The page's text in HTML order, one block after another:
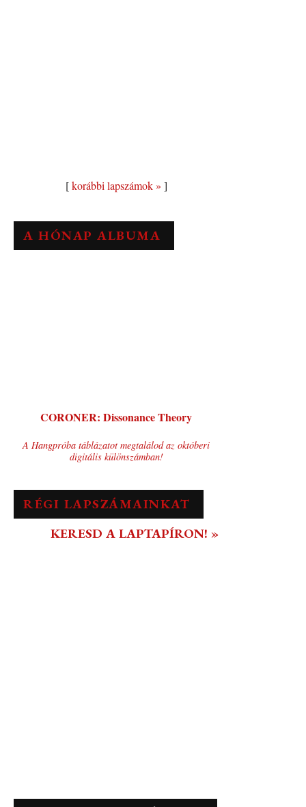
[korábbi lapszámok » ]
A HÓNAP ALBUMA
CORONER: Dissonance Theory
A Hangpróba táblázatot megtalálod az októberi
digitális különszámban!
RÉGI LAPSZÁMAINKAT
KERESD A LAPTAPÍRON! »